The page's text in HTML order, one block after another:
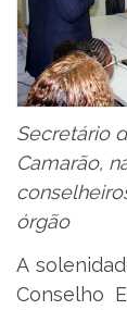
Secretário
Camarão,
órgão
A
Conselho